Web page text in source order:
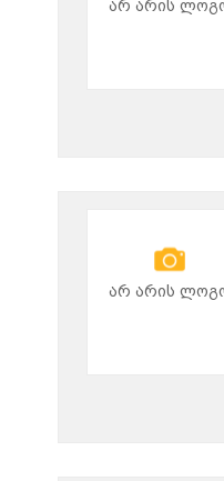
არ არის
არ არის